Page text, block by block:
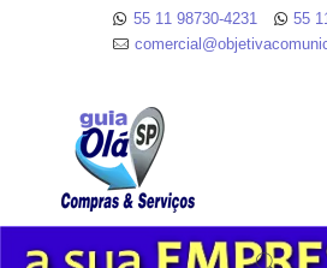
55 11 98730-4231
55